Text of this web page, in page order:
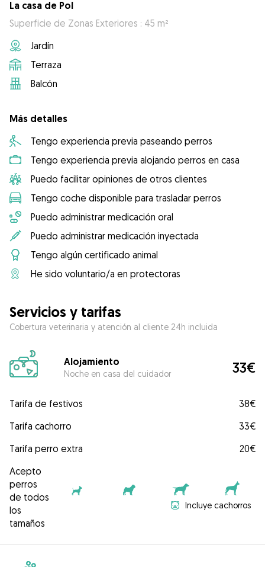
La casa de Pol
Superficie de Zonas Exteriores : 45 m²
Jardín
Terraza
Balcón
Más detalles
Tengo experiencia previa paseando perros
Tengo experiencia previa alojando perros en casa
Puedo facilitar opiniones de otros clientes
Tengo coche disponible para trasladar perros
Puedo administrar medicación oral
Puedo administrar medicación inyectada
Tengo algún certificado animal
He sido voluntario/a en protectoras
Servicios y tarifas
Cobertura veterinaria y atención al cliente 24h incluida
Alojamiento
Noche en casa del cuidador 33€
Tarifa de festivos
38€
Tarifa cachorro
33€
Tarifa perro extra
20€
Acepto
perros
de todos
los
tamaños
Incluye cachorros